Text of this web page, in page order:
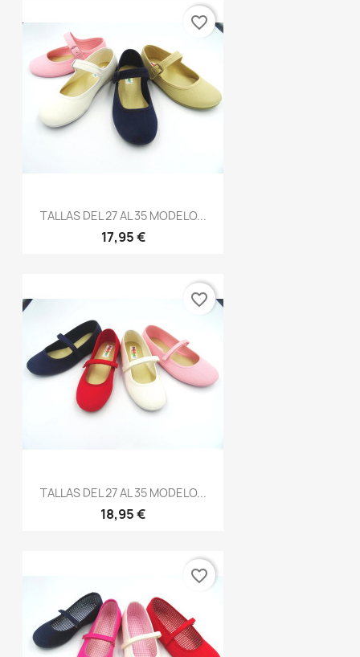
TALLAS DEL 27 AL 35 MODELO...
17,95 €
favorite_border
TALLAS DEL 27 AL 35 MODELO...
18,95 €
favorite_border
favorite_border